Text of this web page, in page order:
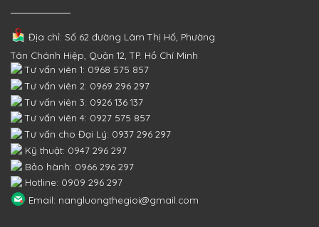
Địa chỉ: Số 62 đường Lâm Thị Hố, Phường
Tân Chánh Hiệp, Quận 12, TP. Hồ Chí Minh
Tư vấn viên 1: 0968 575 857
Tư vấn viên 2: 0969 296 297
Tư vấn viên 3: 0926 136 137
Tư vấn viên 4: 0927 575 857
Tư vấn cho Đại Lý: 0937 296 297
Kỹ thuật: 0947 296 297
Bảo hành: 0966 296 297
Hotline: 0909 296 297
Email: nangluongthegioi@gmail.com